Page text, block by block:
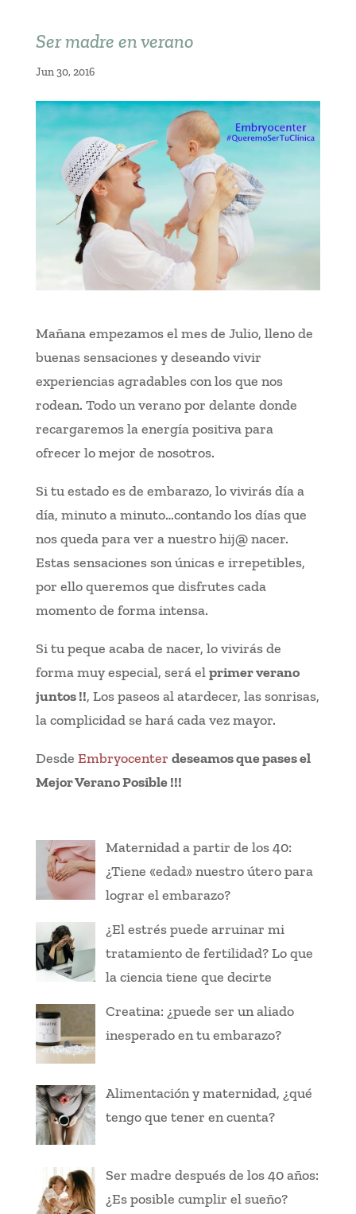
Ser madre en verano
Jun 30, 2016
Mañana empezamos el mes de Julio, lleno de
buenas sensaciones y deseando vivir
experiencias agradables con los que nos
rodean. Todo un verano por delante donde
recargaremos la energía positiva para
ofrecer lo mejor de nosotros.
Si tu estado es de embarazo, lo vivirás día a
día, minuto a minuto…contando los días que
nos queda para ver a nuestro hij@ nacer.
Estas sensaciones son únicas e irrepetibles,
por ello queremos que disfrutes cada
momento de forma intensa.
Si tu peque acaba de nacer, lo vivirás de
forma muy especial, será elprimer verano
juntos !!, Los paseos al atardecer, las sonrisas,
la complicidad se hará cada vez mayor.
Desde Embryocenter deseamos que pases el
Mejor Verano Posible !!!
Maternidad a partir de los 40:
¿Tiene «edad» nuestro útero para
lograr el embarazo?
¿El estrés puede arruinar mi
tratamiento de fertilidad? Lo que
la ciencia tiene que decirte
Creatina: ¿puede ser un aliado
inesperado en tu embarazo?
Alimentación y maternidad, ¿qué
tengo que tener en cuenta?
Ser madre después de los 40 años:
¿Es posible cumplir el sueño?